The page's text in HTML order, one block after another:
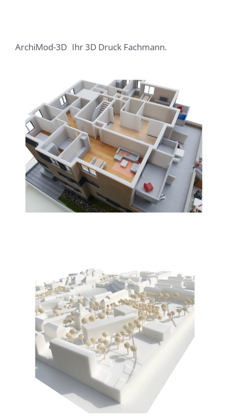
ArchiMod-3D Ihr 3D Druck Fachmann.